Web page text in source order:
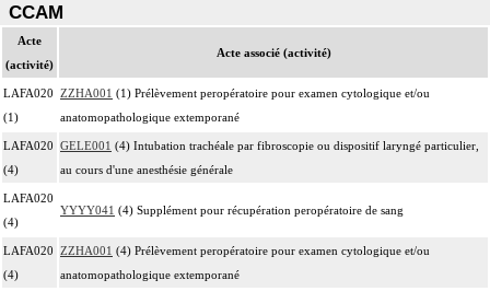
CCAM
Acte
(activité)
Acte associé (activité)
LAFA020
(1)
ZZHA001 (1) Prélèvement peropératoire pour examen cytologique et/ou
anatomopathologique extemporané
LAFA020
(4)
GELE001 (4) Intubation trachéale par fibroscopie ou dispositif laryngé particulier,
au cours d'une anesthésie générale
LAFA020
(4)
YYYY041 (4) Supplément pour récupération peropératoire de sang
LAFA020
(4)
ZZHA001 (4) Prélèvement peropératoire pour examen cytologique et/ou
anatomopathologique extemporané